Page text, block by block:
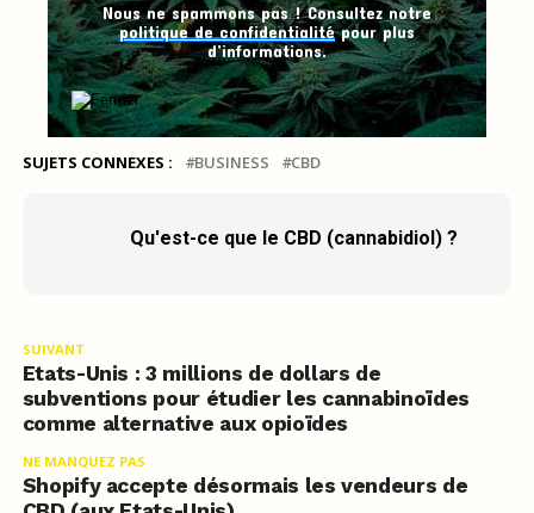
Nous ne spammons pas ! Consultez notre
politique de confidentialitépour plus
d’informations.
SUJETS CONNEXES : BUSINESS CBD
Qu'est-ce que le CBD (cannabidiol) ?
SUIVANT
Etats-Unis : 3 millions de dollars de
subventions pour étudier les cannabinoïdes
comme alternative aux opioïdes
NE MANQUEZ PAS
Shopify accepte désormais les vendeurs de